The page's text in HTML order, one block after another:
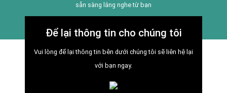
sẵn sàng lắng nghe từ bạn
Để lại thông tin cho chúng tôi
Vui lòng để lại thông tin bên dưới chúng tôi sẽ liên hệ lại
với bạn ngay.